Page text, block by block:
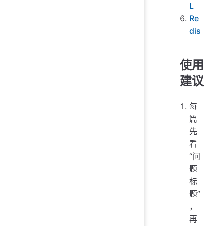
L
Re
dis
使用
建议
每
篇
先
看
“问
题
标
题”
，
再